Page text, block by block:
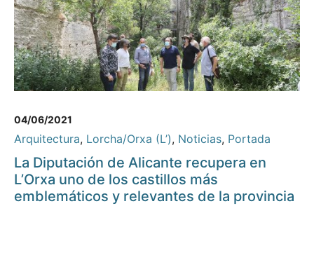
04/06/2021
Arquitectura, Lorcha/Orxa (L’), Noticias, Portada
La Diputación de Alicante recupera en
L’Orxa uno de los castillos más
emblemáticos y relevantes de la provincia